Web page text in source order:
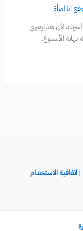
انا امرأة
لأن هذا يقوي
الأسبوع.
|اتفاقية الاستخدام